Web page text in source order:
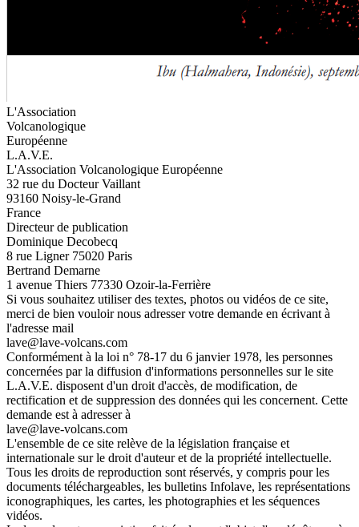
L'Association
Volcanologique
Européenne
L.A.V.E.
L'Association Volcanologique Européenne
32 rue du Docteur Vaillant
93160 Noisy-le-Grand
France
Directeur de publication
Dominique Decobecq
8 rue Ligner 75020 Paris
Bertrand Demarne
1 avenue Thiers 77330 Ozoir-la-Ferrière
Si vous souhaitez utiliser des textes, photos ou vidéos de ce site,
merci de bien vouloir nous adresser votre demande en écrivant à
l'adresse mail
lave@lave-volcans.com
Conformément à la loi n° 78-17 du 6 janvier 1978, les personnes
concernées par la diffusion d'informations personnelles sur le site
L.A.V.E. disposent d'un droit d'accès, de modification, de
rectification et de suppression des données qui les concernent. Cette
demande est à adresser à
lave@lave-volcans.com
L'ensemble de ce site relève de la législation française et
internationale sur le droit d'auteur et de la propriété intellectuelle.
Tous les droits de reproduction sont réservés, y compris pour les
documents téléchargeables, les bulletins Infolave, les représentations
iconographiques, les cartes, les photographies et les séquences
vidéos.